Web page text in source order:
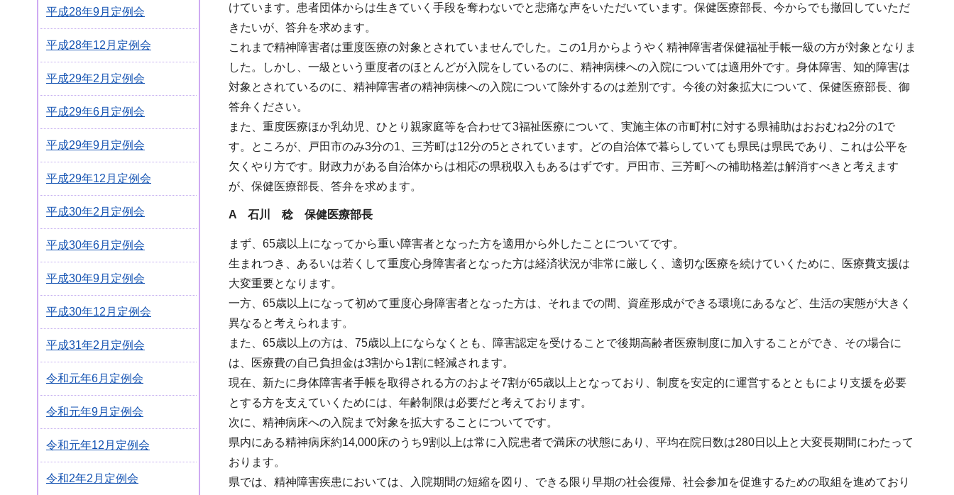
平成28年9月定例会
平成28年12月定例会
平成29年2月定例会
平成29年6月定例会
平成29年9月定例会
平成29年12月定例会
平成30年2月定例会
平成30年6月定例会
平成30年9月定例会
平成30年12月定例会
平成31年2月定例会
令和元年6月定例会
令和元年9月定例会
令和元年12月定例会
令和2年2月定例会
けています。患者団体からは生きていく手段を奪わないでと悲痛な声をいただいています。保健医療部長、今からでも撤回していただ
きたいが、答弁を求めます。
これまで精神障害者は重度医療の対象とされていませんでした。この1月からようやく精神障害者保健福祉手帳一級の方が対象となりま
した。しかし、一級という重度者のほとんどが入院をしているのに、精神病棟への入院については適用外です。身体障害、知的障害は
対象とされているのに、精神障害者の精神病棟への入院について除外するのは差別です。今後の対象拡大について、保健医療部長、御
答弁ください。
また、重度医療ほか乳幼児、ひとり親家庭等を合わせて3福祉医療について、実施主体の市町村に対する県補助はおおむね2分の1で
す。ところが、戸田市のみ3分の1、三芳町は12分の5とされています。どの自治体で暮らしていても県民は県民であり、これは公平を
欠くやり方です。財政力がある自治体からは相応の県税収入もあるはずです。戸田市、三芳町への補助格差は解消すべきと考えます
が、保健医療部長、答弁を求めます。
A 石川 稔 保健医療部長
まず、65歳以上になってから重い障害者となった方を適用から外したことについてです。
生まれつき、あるいは若くして重度心身障害者となった方は経済状況が非常に厳しく、適切な医療を続けていくために、医療費支援は
大変重要となります。
一方、65歳以上になって初めて重度心身障害者となった方は、それまでの間、資産形成ができる環境にあるなど、生活の実態が大きく
異なると考えられます。
また、65歳以上の方は、75歳以上にならなくとも、障害認定を受けることで後期高齢者医療制度に加入することができ、その場合に
は、医療費の自己負担金は3割から1割に軽減されます。
現在、新たに身体障害者手帳を取得される方のおよそ7割が65歳以上となっており、制度を安定的に運営するとともにより支援を必要
とする方を支えていくためには、年齢制限は必要だと考えております。
次に、精神病床への入院まで対象を拡大することについてです。
県内にある精神病床約14,000床のうち9割以上は常に入院患者で満床の状態にあり、平均在院日数は280日以上と大変長期間にわたって
おります。
県では、精神障害疾患においては、入院期間の短縮を図り、できる限り早期の社会復帰、社会参加を促進するための取組を進めており